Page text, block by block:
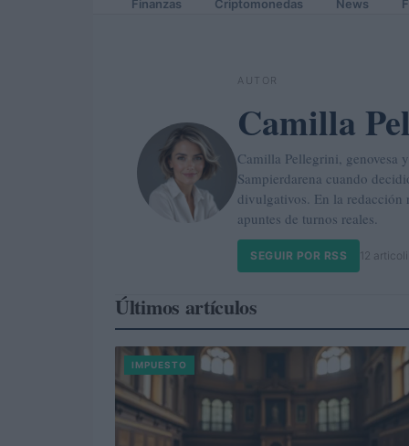
Finanzas Criptomonedas News
AUTOR
Camilla
Camilla Pellegrini, genovesa
Sampierdarena cuando
divulgativos. En la redacción
apuntes de turnos reales.
SEGUIR POR RSS 12 articoli
Últimos artículos
IMPUESTO